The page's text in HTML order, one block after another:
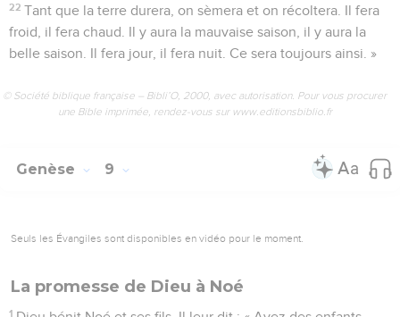
22 Tant que la terre durera, on sèmera et on récoltera. Il fera
froid, il fera chaud. Il y aura la mauvaise saison, il y aura la
belle saison. Il fera jour, il fera nuit. Ce sera toujours ainsi. »
© Société biblique française – Bibli’O, 2000, avec autorisation. Pour vous procurer
une Bible imprimée, rendez-vous sur www.editionsbiblio.fr
Genèse 9
Seuls les Évangiles sont disponibles en vidéo pour le moment.
La promesse de Dieu à Noé
1